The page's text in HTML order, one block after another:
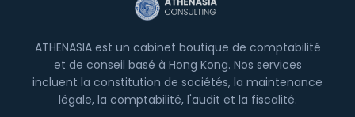
ATHENASIA est un cabinet boutique de comptabilité
et de conseil basé à Hong Kong. Nos services
incluent la constitution de sociétés, la maintenance
légale, la comptabilité, l'audit et la fiscalité.